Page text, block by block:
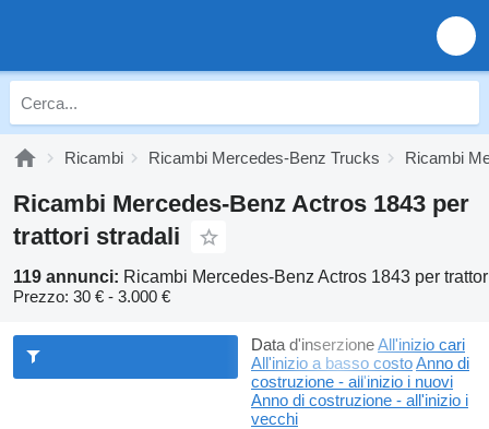
Ricambi Ricambi Mercedes-Benz Trucks Ricambi
Ricambi Mercedes-Benz Actros 1843 per
trattori stradali
119 annunci: Ricambi Mercedes-Benz Actros 1843 per
Prezzo: 30 € - 3.000 €
Data d'inserzioneAll'inizio cari
All'inizio a basso costoAnno di
costruzione - all'inizio i nuovi
Anno di costruzione - all'inizio i
vecchi